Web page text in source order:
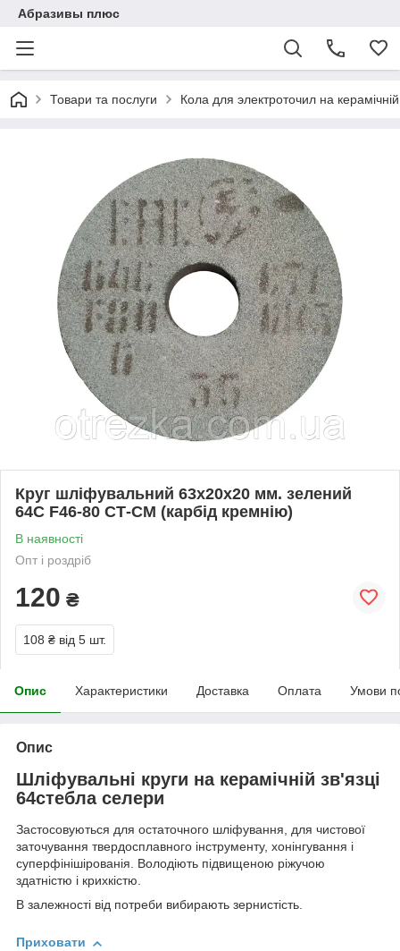
Абразивы плюс
Товари та послуги Кола для электроточил на керамічній
Круг шліфувальний 63х20х20 мм. зелений
64С F46-80 СТ-СМ (карбід кремнію)
В наявності
Опт і роздріб
120 ₴
108 ₴ від 5 шт.
Опис Характеристики Доставка Оплата Умови
Опис
Шліфувальні круги на керамічній зв'язці
64стебла селери
Застосовуються для остаточного шліфування, для чистової
заточування твердосплавного інструменту, хонінгування і
суперфінішірованія. Володіють підвищеною ріжучою
здатністю і крихкістю.
В залежності від потреби вибирають зернистість.
Приховати